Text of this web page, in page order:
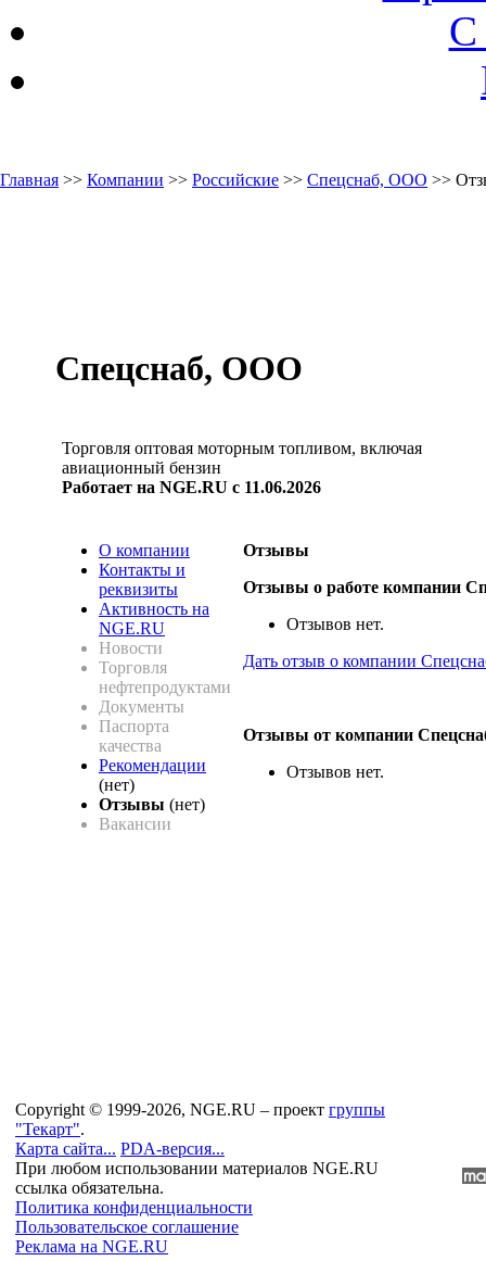
С
Главная >> Компании >> Российские >> Спецснаб, ООО >>
Спецснаб, ООО
Торговля оптовая моторным топливом, включая
авиационный бензин
Работает на NGE.RU с 11.06.2026
О компании
Контакты и
реквизиты
Активность на
NGE.RU
Новости
Торговля
нефтепродуктами
Документы
Паспорта
качества
Рекомендации
(нет)
Отзывы (нет)
Вакансии
Отзывы
Отзывы о работе компании
Отзывов нет.
Дать отзыв о компании
Отзывы от компании
Отзывов нет.
Copyright © 1999-2026, NGE.RU – проект группы
"Текарт".
Карта сайта... PDA-версия...
При любом использовании материалов NGE.RU
ссылка обязательна.
Политика конфиденциальности
Пользовательское соглашение
Реклама на NGE.RU